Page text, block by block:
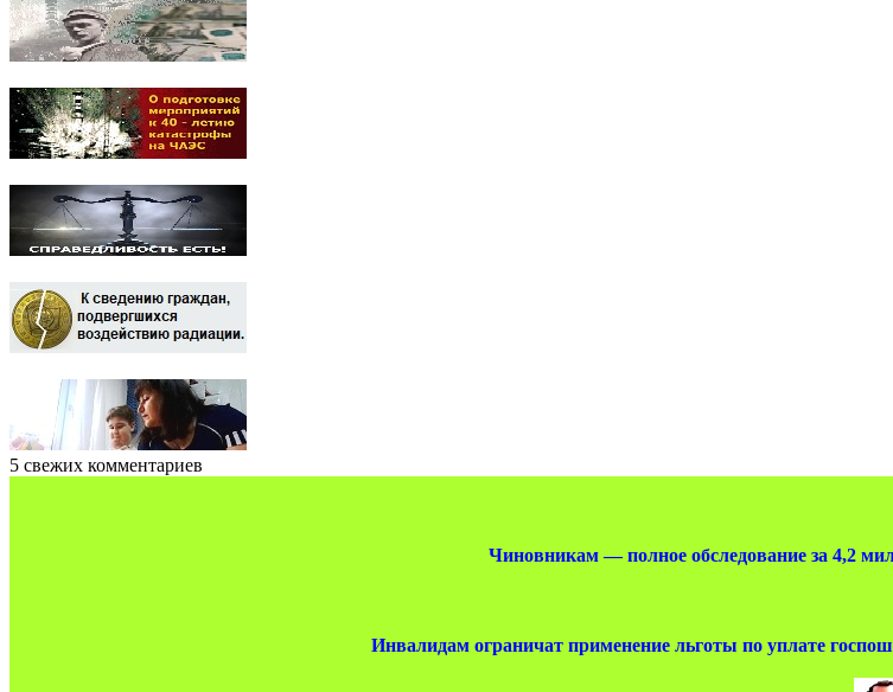
5 свежих комментариев
Чиновникам — полное обследование за 4,2
Инвалидам ограничат применение льготы по уплате